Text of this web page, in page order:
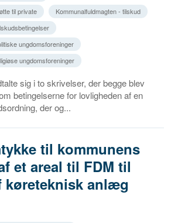
til private
Kommunalfuldmagten - tilskud
ungdomsforeninger
ungdomsforeninger
sig i to skrivelser, der begge blev
betingelserne for lovligheden af en
der og...
til kommunens
et areal til FDM til
køreteknisk anlæg